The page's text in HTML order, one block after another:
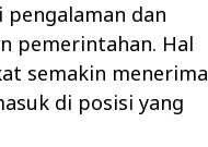
dan
pemerintahan. Hal
semakin menerima
di posisi yang